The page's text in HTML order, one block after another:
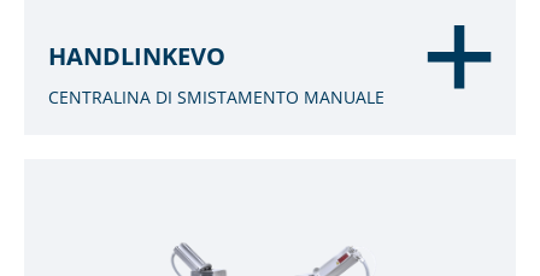
HANDLINKEVO
CENTRALINA DI SMISTAMENTO MANUALE